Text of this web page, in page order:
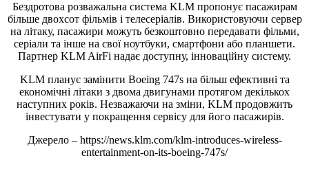
Бездротова розважальна система KLM пропонує пасажирам
більше двохсот фільмів і телесеріалів. Використовуючи сервер
на літаку, пасажири можуть безкоштовно передавати фільми,
серіали та інше на свої ноутбуки, смартфони або планшети.
Партнер KLM AirFi надає доступну, інноваційну систему.
KLM планує замінити Boeing 747s на більш ефективні та
економічні літаки з двома двигунами протягом декількох
наступних років. Незважаючи на зміни, KLM продовжить
інвестувати у покращення сервісу для його пасажирів.
Джерело – https://news.klm.com/klm-introduces-wireless-
entertainment-on-its-boeing-747s/